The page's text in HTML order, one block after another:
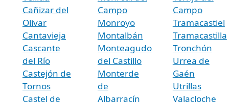
Cañizar del
Olivar
Cantavieja
Cascante
del Río
Castejón de
Tornos
Castel de
Campo
Monroyo
Montalbán
Monteagudo
del Castillo
Monterde
de
Albarracín
Campo
Tramacastiel
Tramacastilla
Tronchón
Urrea de
Gaén
Utrillas
Valacloche